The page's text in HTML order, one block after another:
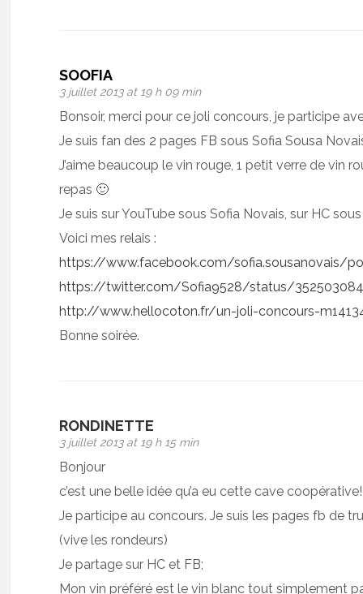
SOOFIA
3 juillet 2013 at 19 h 09 min
Bonsoir, merci pour ce joli concours, je participe
Je suis fan des 2 pages FB sous Sofia Sousa
J’aime beaucoup le vin rouge, 1 petit verre de vin
repas 🙂
Je suis sur YouTube sous Sofia Novais, sur HC
Voici mes relais :
https://www.facebook.com/sofia.sousanovais/
https://twitter.com/Sofia9528/status/
http://www.hellocoton.fr/un-joli-concours-
Bonne soirée.
RONDINETTE
3 juillet 2013 at 19 h 15 min
Bonjour
c’est une belle idée qu’a eu cette cave coopérative!
Je participe au concours. Je suis les pages fb de
(vive les rondeurs)
Je partage sur HC et FB;
Mon vin préféré est le vin blanc tout simplement